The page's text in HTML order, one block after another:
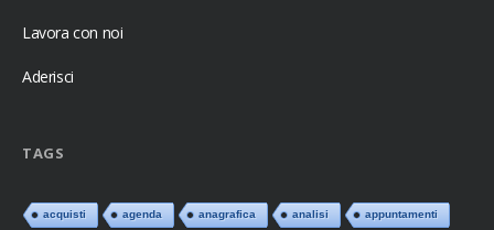
Lavora con noi
Aderisci
TAGS
acquisti agenda anagrafica analisi appuntamenti